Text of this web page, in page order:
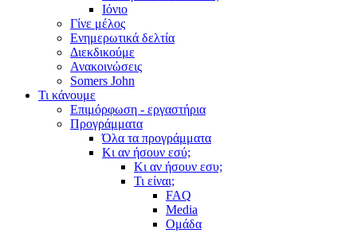
Ιόνιο
Γίνε μέλος
Ενημερωτικά δελτία
Διεκδικούμε
Ανακοινώσεις
Somers John
Τι κάνουμε
Επιμόρφωση - εργαστήρια
Προγράμματα
Όλα τα προγράμματα
Κι αν ήσουν εσύ;
Κι αν ήσουν εσυ;
Τι είναι;
FAQ
Media
Ομάδα